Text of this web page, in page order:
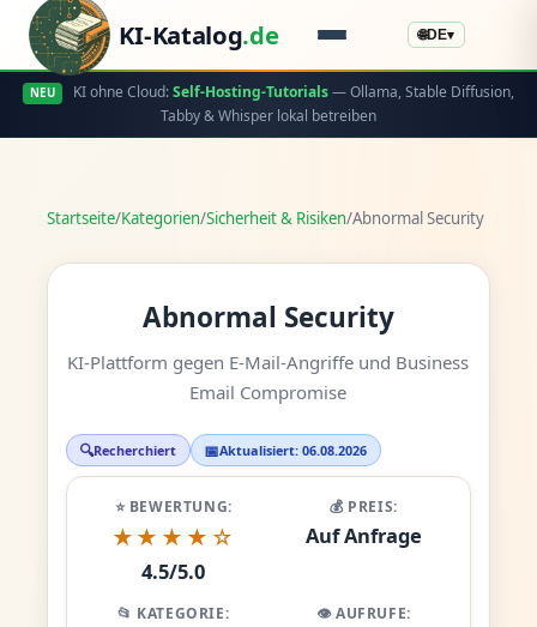
KI-Katalog.de 🌐DE▾
NEU KI ohne Cloud:Self-Hosting-Tutorials— Ollama, Stable Diffusion,
Tabby & Whisper lokal betreiben
Startseite/Kategorien/Sicherheit & Risiken/Abnormal Security
Abnormal Security
KI-Plattform gegen E-Mail-Angriffe und Business
Email Compromise
🔍Recherchiert 📅Aktualisiert: 06.08.2026
⭐ BEWERTUNG:
★★★★☆
4.5/5.0
💰 PREIS:
Auf Anfrage
📂 KATEGORIE: 👁️ AUFRUFE: